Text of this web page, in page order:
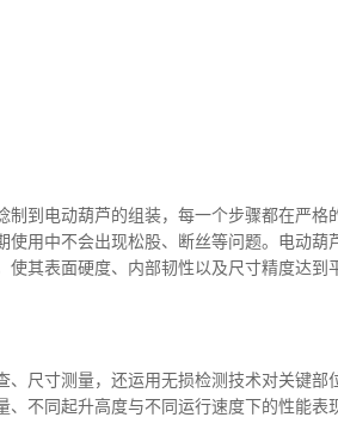
到电动葫芦的组装，每一个步骤都在严格
用中不会出现松股、断丝等问题。电动葫
其表面硬度、内部韧性以及尺寸精度达到
寸测量，还运用无损检测技术对关键部
不同起升高度与不同运行速度下的性能表